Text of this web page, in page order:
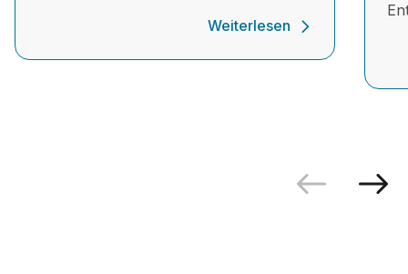
Weiterlesen